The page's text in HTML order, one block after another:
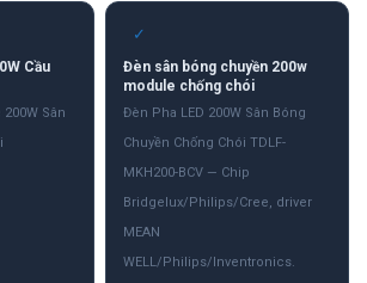
Cầu
Sân
✓
Đèn sân bóng chuyền 200w
module chống chói
Đèn Pha LED 200W Sân Bóng
Chuyền Chống Chói TDLF-
MKH200-BCV — Chip
Bridgelux/Philips/Cree, driver
MEAN
WELL/Philips/Inventronics.